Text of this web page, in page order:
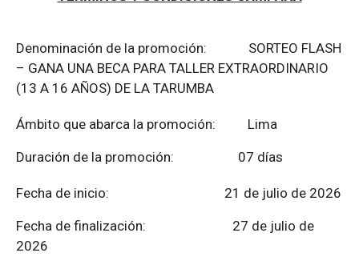
Denominación de la promoción: SORTEO FLASH
– GANA UNA BECA PARA TALLER EXTRAORDINARIO
(13 A 16 AÑOS) DE LA TARUMBA
Ámbito que abarca la promoción: Lima
Duración de la promoción: 07 días
Fecha de inicio: 21 de julio de 2026
Fecha de finalización:
27 de julio de
2026